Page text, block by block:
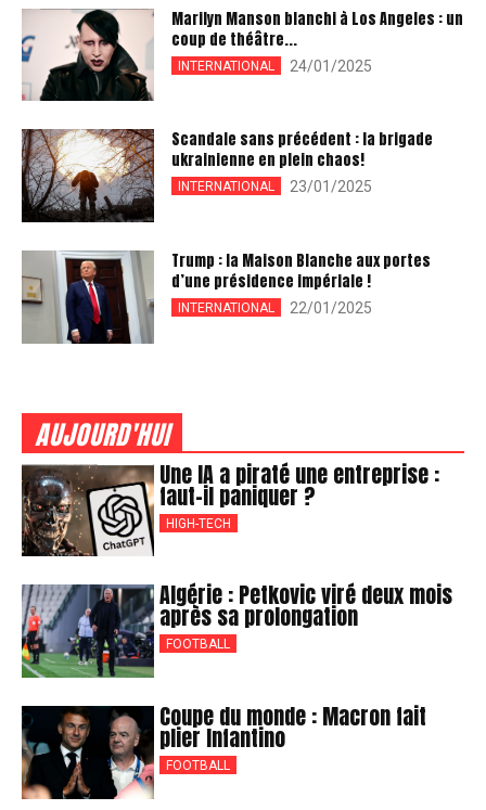
Marilyn Manson blanchi à Los Angeles : un
coup de théâtre...
INTERNATIONAL 24/01/2025
Scandale sans précédent : la brigade
ukrainienne en plein chaos!
INTERNATIONAL 23/01/2025
Trump : la Maison Blanche aux portes
d’une présidence impériale !
INTERNATIONAL 22/01/2025
AUJOURD'HUI
Une IA a piraté une entreprise :
faut-il paniquer ?
HIGH-TECH
Algérie : Petkovic viré deux mois
après sa prolongation
FOOTBALL
Coupe du monde : Macron fait
plier Infantino
FOOTBALL